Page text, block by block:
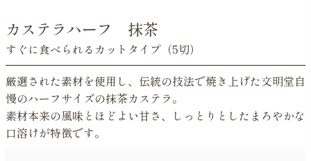
カステラハーフ 抹茶
すぐに食べられるカットタイプ（5切）
厳選された素材を使用し、伝統の技法で焼き上げた文明堂自
慢のハーフサイズの抹茶カステラ。
素材本来の風味とほどよい甘さ、しっとりとしたまろやかな
口溶けが特徴です。